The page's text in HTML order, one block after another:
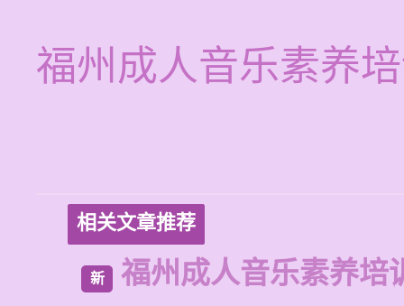
福州成人音乐素养
相关文章推荐
新 福州成人音乐素养培